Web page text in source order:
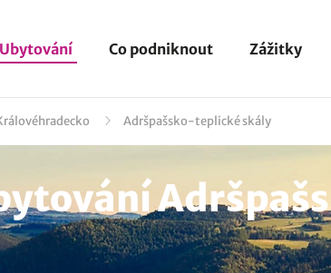
Ubytování Co podniknout Zážitky
Adršpašsko-teplické skály